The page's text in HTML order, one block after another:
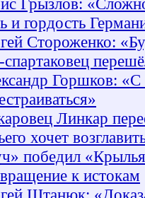
и гордость
Стороженко:
спартаковец
Горшков:
Линкар
хочет
победил
к истокам